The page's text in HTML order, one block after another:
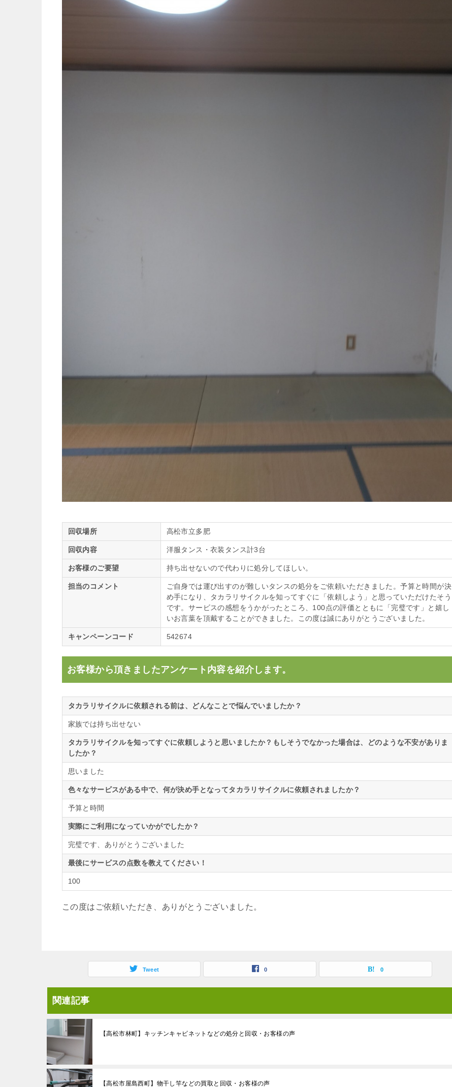
回収場所 高松市立多肥
回収内容 洋服タンス・衣装タンス計3台
お客様のご要望 持ち出せないので代わりに処分してほしい。
担当のコメント
ご自身では運び出すのが難しいタンスの処分をご依頼いただきました。予算と時間が決
め手になり、タカラリサイクルを知ってすぐに「依頼しよう」と思っていただけたそう
です。サービスの感想をうかがったところ、100点の評価とともに「完璧です」と嬉し
いお言葉を頂戴することができました。この度は誠にありがとうございました。
キャンペーンコード 542674
お客様から頂きましたアンケート内容を紹介します。
タカラリサイクルに依頼される前は、どんなことで悩んでいましたか？
家族では持ち出せない
タカラリサイクルを知ってすぐに依頼しようと思いましたか？もしそうでなかった場合は、どのような不安がありま
したか？
思いました
色々なサービスがある中で、何が決め手となってタカラリサイクルに依頼されましたか？
予算と時間
実際にご利用になっていかがでしたか？
完璧です、ありがとうございました
最後にサービスの点数を教えてください！
100
この度はご依頼いただき、ありがとうございました。
Tweet 0 0
関連記事
【高松市林町】キッチンキャビネットなどの処分と回収・お客様の声
【高松市屋島西町】物干し竿などの買取と回収・お客様の声